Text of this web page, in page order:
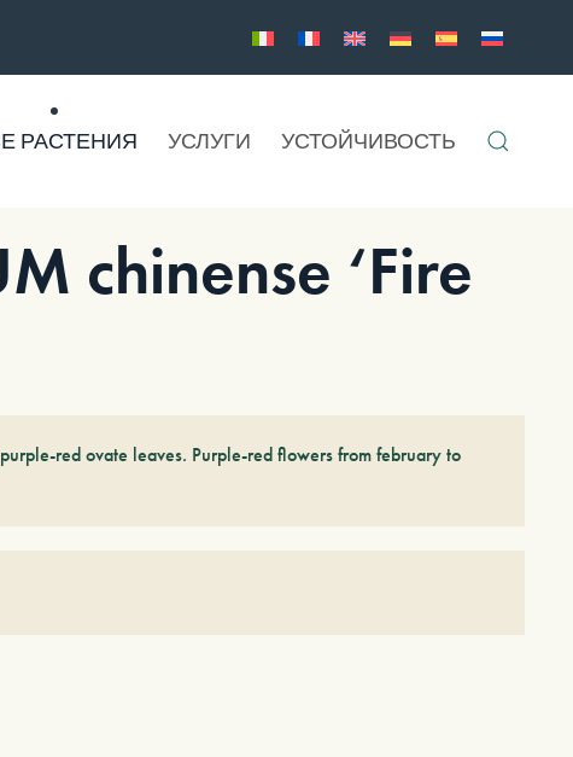
РАСТЕНИЯ УСЛУГИ УСТОЙЧИВОСТЬ
chinense ‘Fire
red ovate leaves. Purple-red flowers from february to